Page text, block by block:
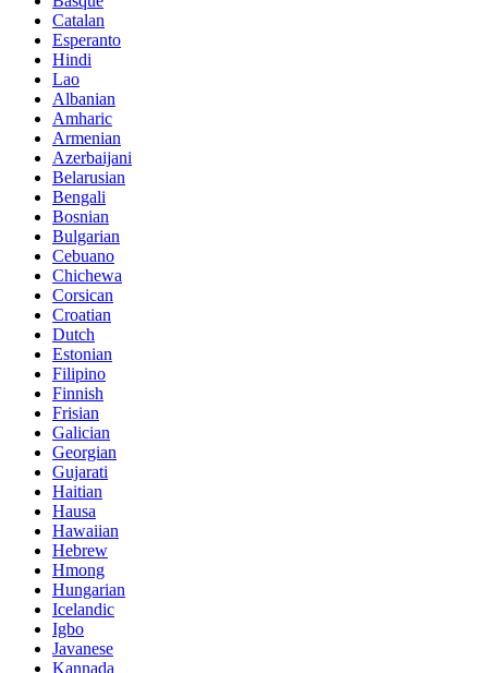
Catalan
Esperanto
Hindi
Lao
Albanian
Amharic
Armenian
Azerbaijani
Belarusian
Bengali
Bosnian
Bulgarian
Cebuano
Chichewa
Corsican
Croatian
Dutch
Estonian
Filipino
Finnish
Frisian
Galician
Georgian
Gujarati
Haitian
Hausa
Hawaiian
Hebrew
Hmong
Hungarian
Icelandic
Igbo
Javanese
Kannada